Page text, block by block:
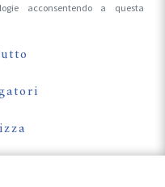
On
acconsentendo a questa